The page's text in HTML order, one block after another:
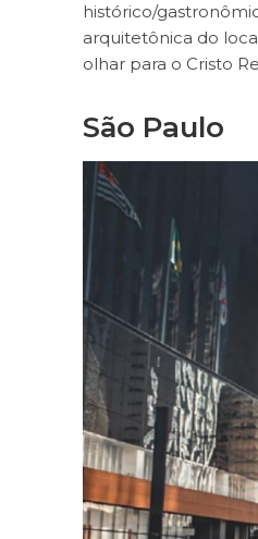
histórico/
arquitetônica do
olhar para o Cristo
São Paulo